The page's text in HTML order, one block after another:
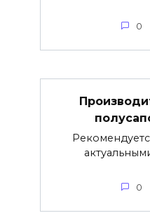
0
0